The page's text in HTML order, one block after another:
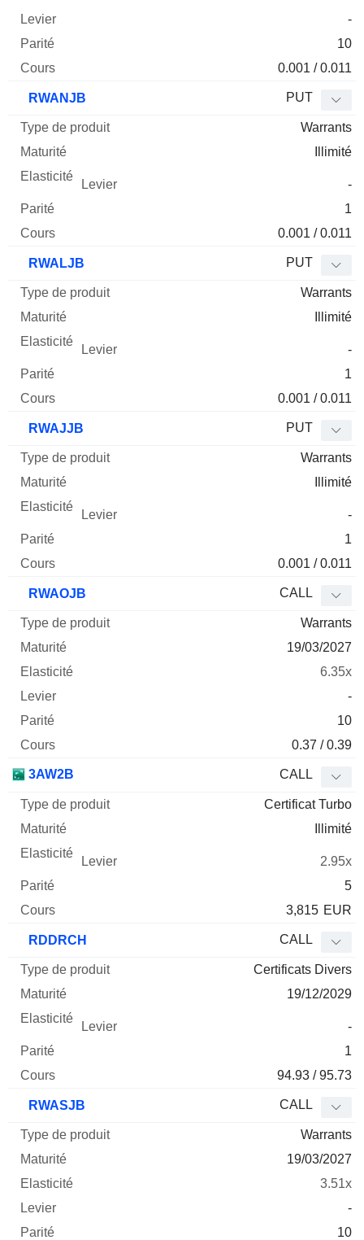
-
10
0.001 / 0.011
RWANJB PUT
Warrants
Illimité
-
1
0.001 / 0.011
RWALJB PUT
Warrants
Illimité
-
1
0.001 / 0.011
RWAJJB PUT
Warrants
Illimité
-
1
0.001 / 0.011
RWAOJB CALL
Warrants
19/03/2027
6.35x
-
10
0.37 / 0.39
3AW2B CALL
Certificat Turbo
Illimité
2.95x
5
3,815 EUR
RDDRCH CALL
Certificats Divers
19/12/2029
-
1
94.93 / 95.73
RWASJB CALL
Warrants
19/03/2027
3.51x
-
10